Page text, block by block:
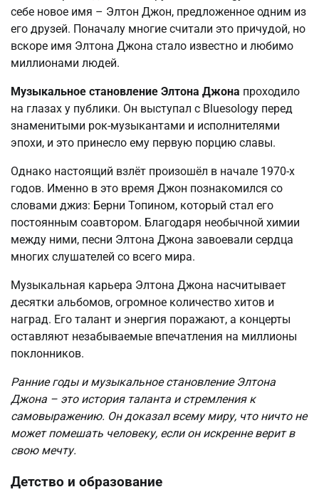
себе новое имя – Элтон Джон, предложенное одним из
его друзей. Поначалу многие считали это причудой, но
вскоре имя Элтона Джона стало известно и любимо
миллионами людей.
Музыкальное становление Элтона Джона проходило
на глазах у публики. Он выступал с Bluesology перед
знаменитыми рок-музыкантами и исполнителями
эпохи, и это принесло ему первую порцию славы.
Однако настоящий взлёт произошёл в начале 1970-х
годов. Именно в это время Джон познакомился со
словами джиз: Берни Топином, который стал его
постоянным соавтором. Благодаря необычной химии
между ними, песни Элтона Джона завоевали сердца
многих слушателей со всего мира.
Музыкальная карьера Элтона Джона насчитывает
десятки альбомов, огромное количество хитов и
наград. Его талант и энергия поражают, а концерты
оставляют незабываемые впечатления на миллионы
поклонников.
Ранние годы и музыкальное становление Элтона
Джона – это история таланта и стремления к
самовыражению. Он доказал всему миру, что ничто не
может помешать человеку, если он искренне верит в
свою мечту.
Детство и образование